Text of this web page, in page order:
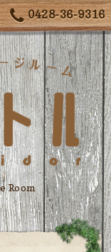
0428-36-9316
Room